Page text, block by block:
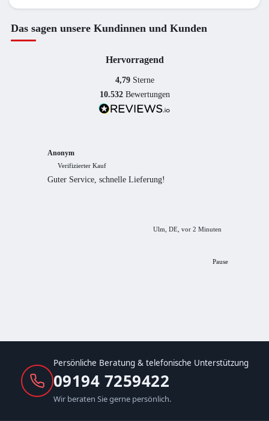
Das sagen unsere Kundinnen und Kunden
Hervorragend
4,79 Sterne
10.532 Bewertungen
Anonym
Verifizierter Kauf
Guter Service, schnelle Lieferung!
Ulm, DE, vor 2 Minuten
Pause
Persönliche Beratung & telefonische Unterstützung
09194 7259422
Wir beraten Sie gerne persönlich.